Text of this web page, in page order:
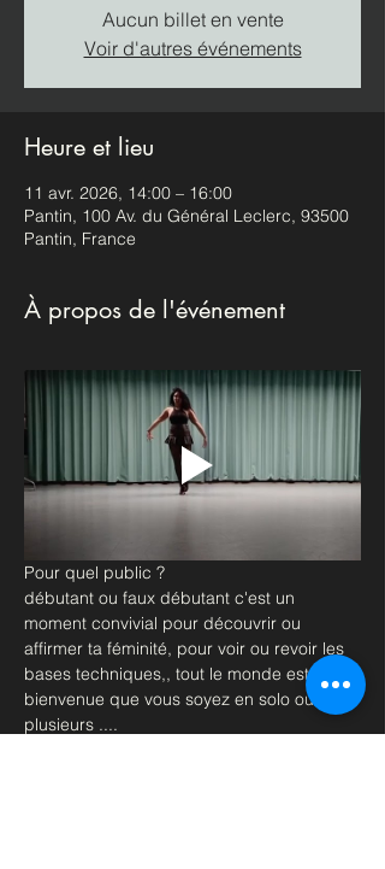
Aucun billet en vente
Voir d'autres événements
Heure et lieu
11 avr. 2026, 14:00 – 16:00
Pantin, 100 Av. du Général Leclerc, 93500
Pantin, France
À propos de l'événement
Pour quel public ?
débutant ou faux débutant c'est un
moment convivial pour découvrir ou
affirmer ta féminité, pour voir ou revoir les
bases techniques,, tout le monde est le
bienvenue que vous soyez en solo ou à
plusieurs ....